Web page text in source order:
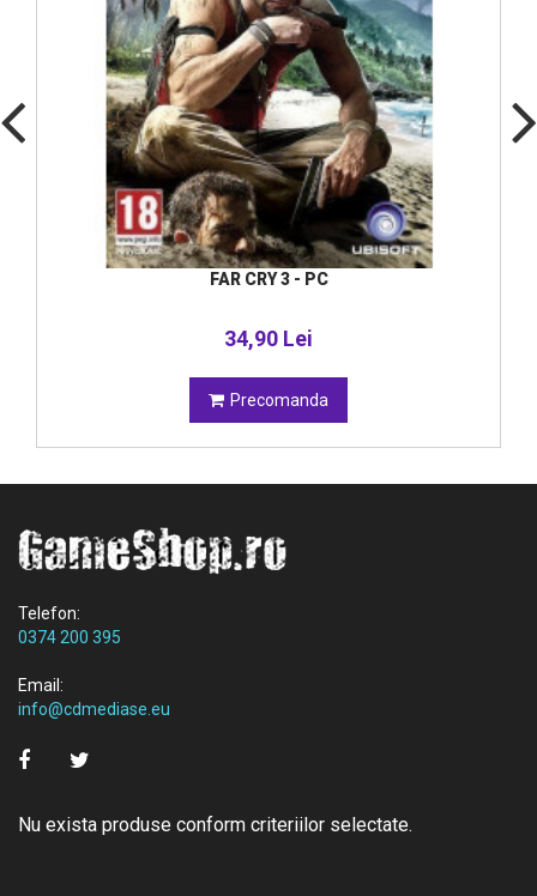
FAR CRY 3 - PC
34,90 Lei
Precomanda
Telefon:
0374 200 395
Email:
info@cdmediase.eu
Nu exista produse conform criteriilor selectate.